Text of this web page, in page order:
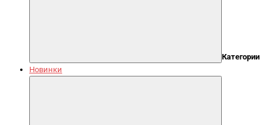
Категории
Новинки